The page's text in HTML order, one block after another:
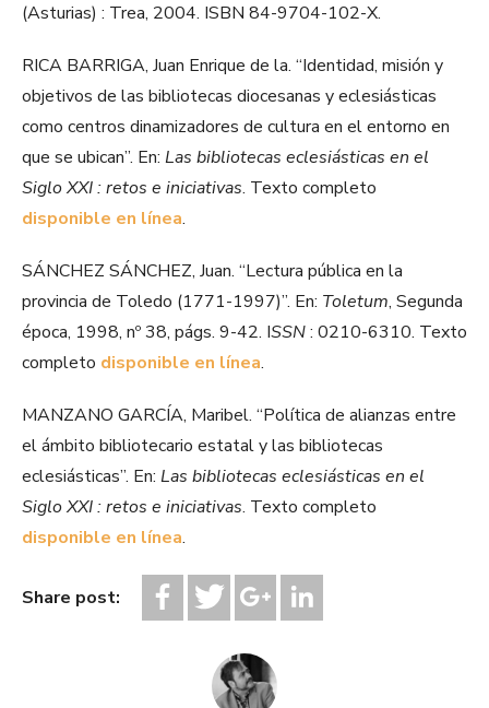
(Asturias) : Trea, 2004. ISBN 84-9704-102-X.
RICA BARRIGA, Juan Enrique de la. “Identidad, misión y
objetivos de las bibliotecas diocesanas y eclesiásticas
como centros dinamizadores de cultura en el entorno en
que se ubican”. En: Las bibliotecas eclesiásticas en el
Siglo XXI : retos e iniciativas. Texto completo
disponible en línea.
SÁNCHEZ SÁNCHEZ, Juan. “Lectura pública en la
provincia de Toledo (1771-1997)”. En: Toletum, Segunda
época, 1998, nº 38, págs. 9-42. ISSN: 0210-6310. Texto
completo disponible en línea.
MANZANO GARCÍA, Maribel. “Política de alianzas entre
el ámbito bibliotecario estatal y las bibliotecas
eclesiásticas”. En: Las bibliotecas eclesiásticas en el
Siglo XXI : retos e iniciativas. Texto completo
disponible en línea.
Share post: